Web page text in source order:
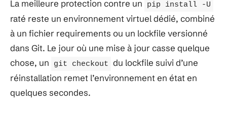
La meilleure protection contre un pip install -U
raté reste un environnement virtuel dédié, combiné
à un fichier requirements ou un lockfile versionné
dans Git. Le jour où une mise à jour casse quelque
chose, un
git checkout du lockfile suivi d’une
réinstallation remet l’environnement en état en
quelques secondes.